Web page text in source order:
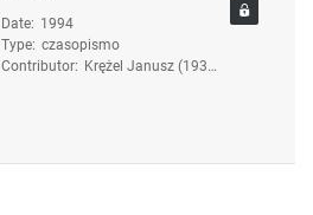
Date: 1994
Type: czasopismo
Contributor: Krężel Janusz (1936-